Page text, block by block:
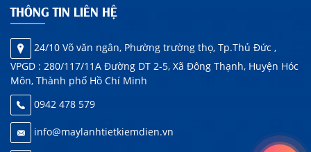
THÔNG TIN LIÊN HỆ
24/10 Võ văn ngân, Phường trường thọ, Tp.Thủ Đức ,
VPGD : 280/117/11A Đường DT 2-5, Xã Đông Thạnh, Huyện Hóc
Môn, Thành phố Hồ Chí Minh
0942 478 579
info@maylanhtietkiemdien.vn